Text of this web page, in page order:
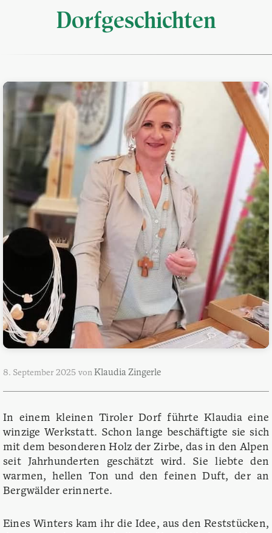
Dorfgeschichten
8. September 2025 von Klaudia Zingerle
In einem kleinen Tiroler Dorf führte Klaudia eine
winzige Werkstatt. Schon lange beschäftigte sie sich
mit dem besonderen Holz der Zirbe, das in den Alpen
seit Jahrhunderten geschätzt wird. Sie liebte den
warmen, hellen Ton und den feinen Duft, der an
Bergwälder erinnerte.
Eines Winters kam ihr die Idee, aus den Reststücken,